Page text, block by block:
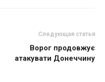
Следующая статья
Ворог продовжує
атакувати Донеччину